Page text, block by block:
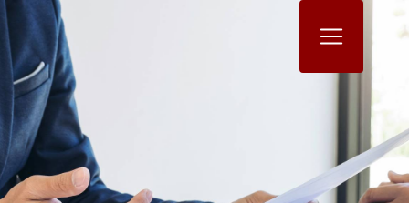
Panneau de gestion des cookies